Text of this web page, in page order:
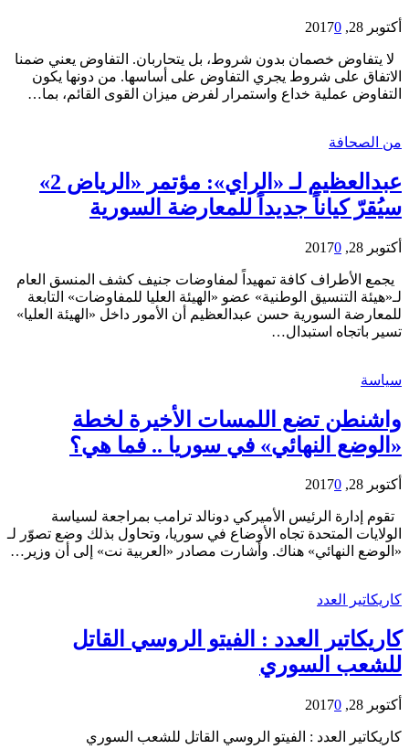
أكتوبر 28, 2017 0
لا يتفاوض خصمان بدون شروط، بل يتحاربان. التفاوض يعني ضمنا
الاتفاق على شروط يجري التفاوض على أساسها. من دونها يكون
التفاوض عملية خداع واستمرار لفرض ميزان القوى القائم، بما…
من الصحافة
عبدالعظيم لـ «الراي»: مؤتمر «الرياض 2»
سيُقرّ كياناً جديداً للمعارضة السورية
أكتوبر 28, 2017 0
يجمع الأطراف كافة تمهيداً لمفاوضات جنيف كشف المنسق العام
لـ«هيئة التنسيق الوطنية» عضو «الهيئة العليا للمفاوضات» التابعة
للمعارضة السورية حسن عبدالعظيم أن الأمور داخل «الهيئة العليا»
تسير باتجاه استبدال…
سياسة
واشنطن تضع اللمسات الأخيرة لخطة
«الوضع النهائي» في سوريا .. فما هي؟
أكتوبر 28, 2017 0
تقوم إدارة الرئيس الأميركي دونالد ترامب بمراجعة لسياسة
الولايات المتحدة تجاه الأوضاع في سوريا، وتحاول بذلك وضع تصوّر لـ
«الوضع النهائي» هناك. وأشارت مصادر «العربية نت» إلى أن وزير…
كاريكاتير العدد
كاريكاتير العدد : الفيتو الروسي القاتل
للشعب السوري
أكتوبر 28, 2017 0
كاريكاتير العدد : الفيتو الروسي القاتل للشعب السوري